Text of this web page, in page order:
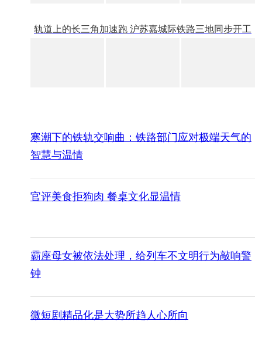
轨道上的长三角加速跑 沪苏嘉城际铁路三地同步开工
寒潮下的铁轨交响曲：铁路部门应对极端天气的
智慧与温情
官评美食拒狗肉 餐桌文化显温情
霸座母女被依法处理，给列车不文明行为敲响警
钟
微短剧精品化是大势所趋人心所向